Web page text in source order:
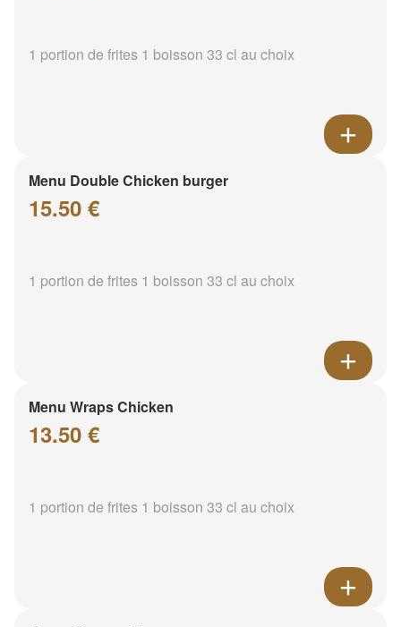
1 portion de frites 1 boisson 33 cl au choix
Menu Double Chicken burger
15.50 €
1 portion de frites 1 boisson 33 cl au choix
Menu Wraps Chicken
13.50 €
1 portion de frites 1 boisson 33 cl au choix